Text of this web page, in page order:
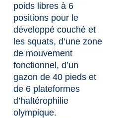
poids libres à 6
positions pour le
développé couché et
les squats, d’une zone
de mouvement
fonctionnel, d’un
gazon de 40 pieds et
de 6 plateformes
d’haltérophilie
olympique.